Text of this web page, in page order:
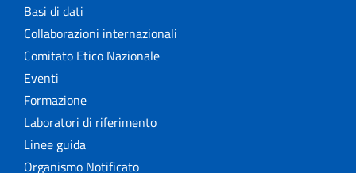
Basi di dati
Collaborazioni internazionali
Comitato Etico Nazionale
Eventi
Formazione
Laboratori di riferimento
Linee guida
Organismo Notificato